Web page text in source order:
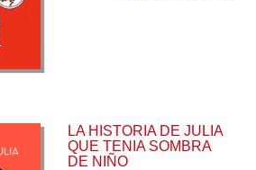
LA HISTORIA DE JULIA
QUE TENIA SOMBRA
DE NIÑO